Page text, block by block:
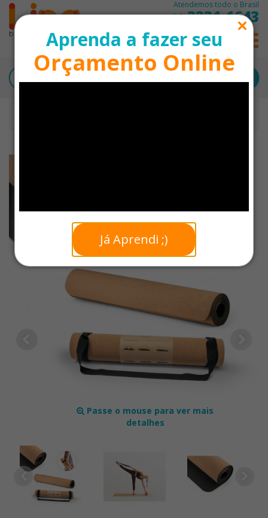
Aprenda a fazer seu
Orçamento Online
Já Aprendi ;)
Atendemos todo o Brasil
113331-1643
Passe o mouse para ver mais
detalhes